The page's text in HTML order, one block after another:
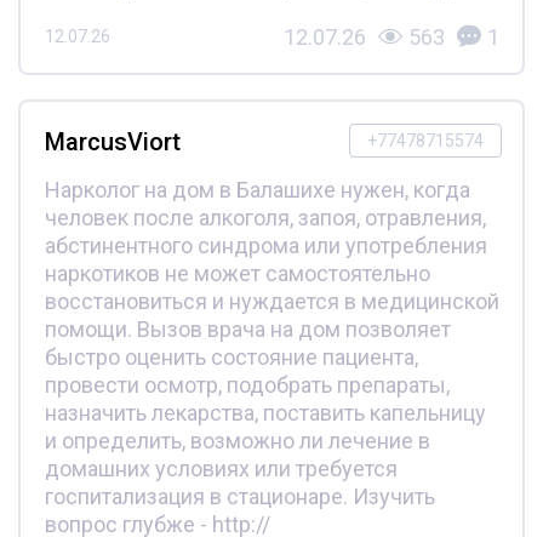
12.07.26 12.07.26 563 1
+77478715574
MarcusViort
Нарколог на дом в Балашихе нужен, когда
человек после алкоголя, запоя, отравления,
абстинентного синдрома или употребления
наркотиков не может самостоятельно
восстановиться и нуждается в медицинской
помощи. Вызов врача на дом позволяет
быстро оценить состояние пациента,
провести осмотр, подобрать препараты,
назначить лекарства, поставить капельницу
и определить, возможно ли лечение в
домашних условиях или требуется
госпитализация в стационаре. Изучить
вопрос глубже - http://